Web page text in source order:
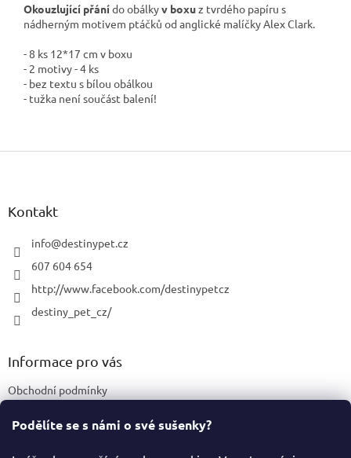
Podělíte se s námi o své sušenky?
Okouzlující přánído obálkyv boxuz tvrdého papíru s
nádherným motivem ptáčků od anglické malíčky Alex Clark.
- 8 ks 12*17 cm v boxu
- 2 motivy - 4 ks
- bez textu s bílou obálkou
- tužka není součást balení!
Z
Kontakt
info@destinypet.cz
607 604 654
http://www.facebook.com/destinypetcz
destiny_pet_cz/
Informace pro vás
Obchodní podmínky
Certifikace a označení produktů